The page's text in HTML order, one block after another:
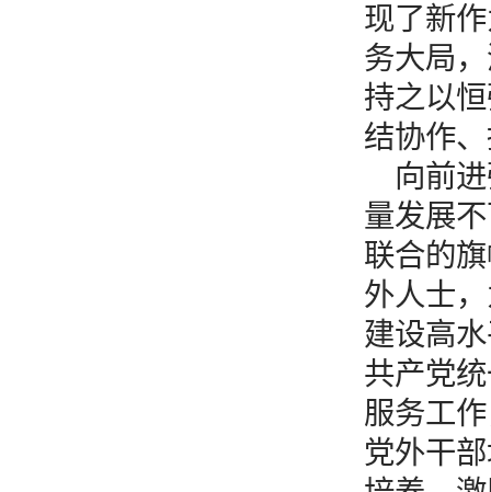
现了新
务大局
持之以
结协作
向前
量发展
联合的
外人士
建设高
共产党
服务工
党外干